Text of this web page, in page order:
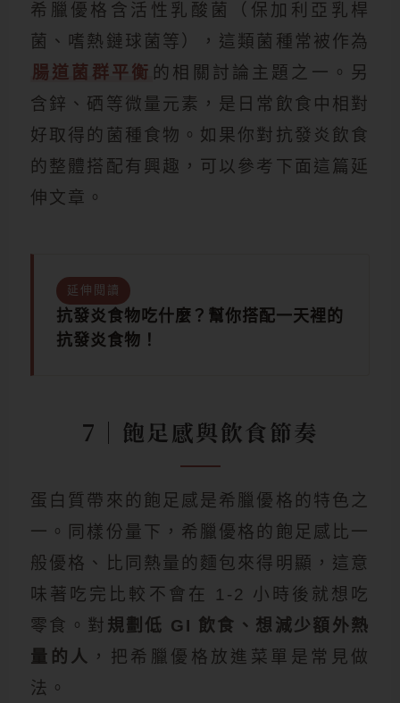
希臘優格含活性乳酸菌（保加利亞乳桿
菌、嗜熱鏈球菌等），這類菌種常被作為
腸道菌群平衡 的相關討論主題之一。另
含鋅、硒等微量元素，是日常飲食中相對
好取得的菌種食物。如果你對抗發炎飲食
的整體搭配有興趣，可以參考下面這篇延
伸文章。
延伸閱讀
抗發炎食物吃什麼？幫你搭配一天裡的
抗發炎食物！
7｜飽足感與飲食節奏
蛋白質帶來的飽足感是希臘優格的特色之
一。同樣份量下，希臘優格的飽足感比一
般優格、比同熱量的麵包來得明顯，這意
味著吃完比較不會在 1-2 小時後就想吃
零食。對 規劃低 GI 飲食、想減少額外熱
量的人 ，把希臘優格放進菜單是常見做
法。